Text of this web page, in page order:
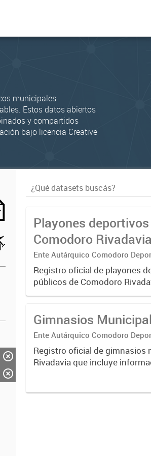
municipales
Estos datos abiertos
y compartidos
bajo licencia Creative
Playones
Comodoro Rivadavia
Ente Autárquico Comodoro
Registro oficial de playones
públicos de Comodoro
conjunto entre la Dirección
Gimnasios
Ente Autárquico Comodoro
Registro oficial de gimnasios
Rivadavia que incluye